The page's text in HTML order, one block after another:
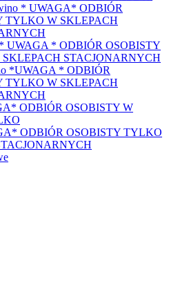
* UWAGA* ODBIÓR
TYLKO W SKLEPACH
* UWAGA * ODBIÓR OSOBISTY
STACJONARNYCH
*UWAGA * ODBIÓR
TYLKO W SKLEPACH
ODBIÓR OSOBISTY W
ODBIÓR OSOBISTY TYLKO